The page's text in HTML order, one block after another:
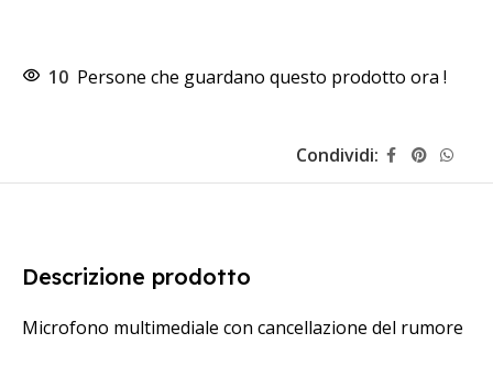
10 Persone che guardano questo prodotto ora !
Condividi:
Descrizione prodotto
Microfono multimediale con cancellazione del rumore